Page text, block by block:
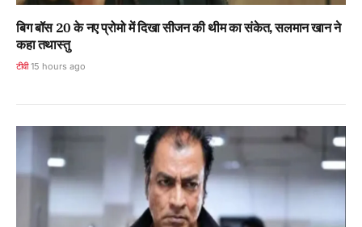
बिग बॉस 20 के नए प्रोमो में दिखा सीजन की थीम का संकेत, सलमान खान ने
कहा तथास्तु
टीवी 15 hours ago